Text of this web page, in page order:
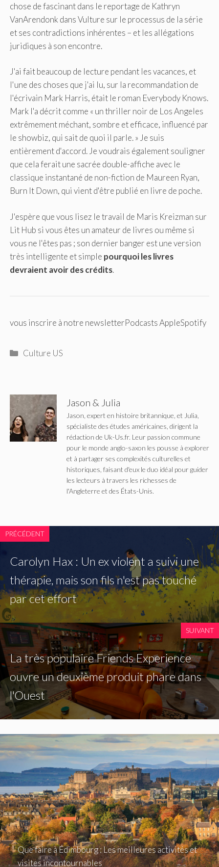
chose de fascinant dans le reportage de Kathryn
VanArendonk dans Vulture sur le processus de la série
et ses contradictions inhérentes – et les allégations
juridiques à son encontre.
J'ai fait beaucoup de lecture pendant les vacances, et
l'une des choses que j'ai lu, sur la recommandation de
l'écrivain Mark Harris, était le roman Everybody Knows.
Mark l'a décrit comme « un thriller noir de Los Angeles
extrêmement méchant, sombre et efficace, influencé par
le showbiz, qui sait de quoi il parle. » Je suis
entièrement d'accord. Je voudrais également souligner
que cela ferait une sacrée double-affiche avec le
classique instantané de non-fiction de Maureen Ryan,
Burn It Down, qui vient d'être publié en livre de poche.
J'espère que vous lisez le travail de Maris Kreizman sur
Lit Hub si vous êtes un amateur de livres ou même si
vous ne l'êtes pas ; son dernier banger est une version
très intelligente et simple pourquoi les livres
devraient avoir des crédits.
vous inscrire à notre newsletterPodcasts AppleSpotify
Catégories
Culture US
Jason & Julia
Jason, expert en histoire britannique, et Julia,
spécialiste des études américaines, dirigent la
rédaction de Uk-Us.fr. Leur passion commune
pour le monde anglo-saxon les pousse à explorer
et à partager ses complexités culturelles et
historiques, faisant d'eux le duo idéal pour guider
les lecteurs à travers les richesses de
l'Angleterre et des États-Unis.
PRÉCÉDENT
Carolyn Hax : Un ex violent a suivi une
thérapie, mais son fils n'est pas touché
par cet effort
SUIVANT
La très populaire Friends Experience
ouvre un deuxième produit phare dans
l'Ouest
Que faire à Édimbourg : Les meilleures activités et
visites incontournables